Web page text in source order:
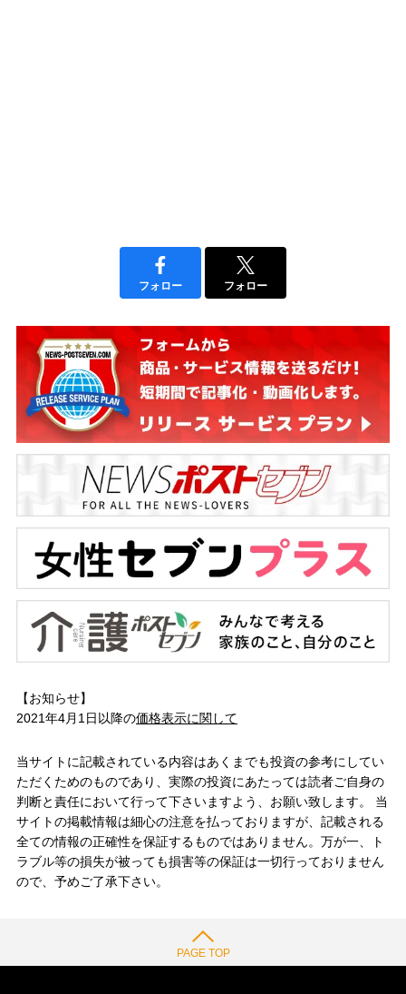
フォロー フォロー
【お知らせ】
2021年4月1日以降の価格表示に関して
当サイトに記載されている内容はあくまでも投資の参考にしてい
ただくためのものであり、実際の投資にあたっては読者ご自身の
判断と責任において行って下さいますよう、お願い致します。 当
サイトの掲載情報は細心の注意を払っておりますが、記載される
全ての情報の正確性を保証するものではありません。万が一、ト
ラブル等の損失が被っても損害等の保証は一切行っておりません
ので、予めご了承下さい。
PAGE TOP